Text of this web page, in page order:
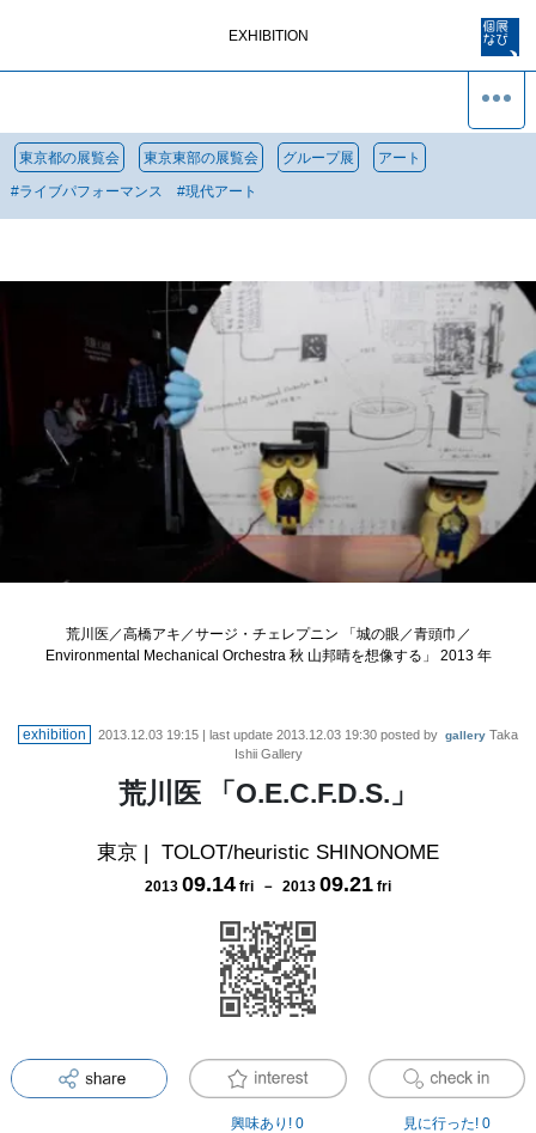
EXHIBITION
東京都の展覧会 東京東部の展覧会 グループ展 アート
#ライブパフォーマンス #現代アート
荒川医／高橋アキ／サージ・チェレプニン 「城の眼／青頭巾／
Environmental Mechanical Orchestra 秋 山邦晴を想像する」 2013 年
exhibition 2013.12.03 19:15 | last update 2013.12.03 19:30 posted by gallery Taka
Ishii Gallery
荒川医 「O.E.C.F.D.S.」
東京 | TOLOT/heuristic SHINONOME
2013 09.14 fri － 2013 09.21 fri
興味あり! 0 見に行った! 0